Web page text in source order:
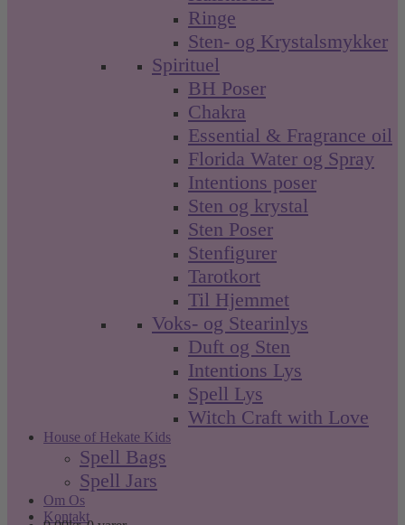
Ringe
Sten- og Krystalsmykker
Spirituel
BH Poser
Chakra
Essential & Fragrance oil
Florida Water og Spray
Intentions poser
Sten og krystal
Sten Poser
Stenfigurer
Tarotkort
Til Hjemmet
Voks- og Stearinlys
Duft og Sten
Intentions Lys
Spell Lys
Witch Craft with Love
House of Hekate Kids
Spell Bags
Spell Jars
Om Os
Kontakt